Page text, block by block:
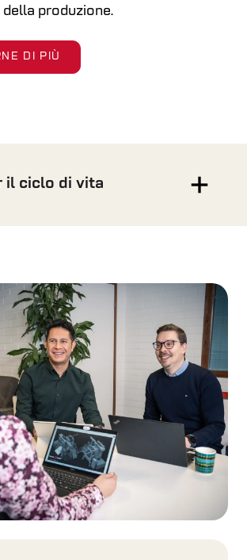
produzione.
DI PIÙ
il ciclo di vita
solo macchine, ma anche
e assistenza a lungo
DI PIÙ